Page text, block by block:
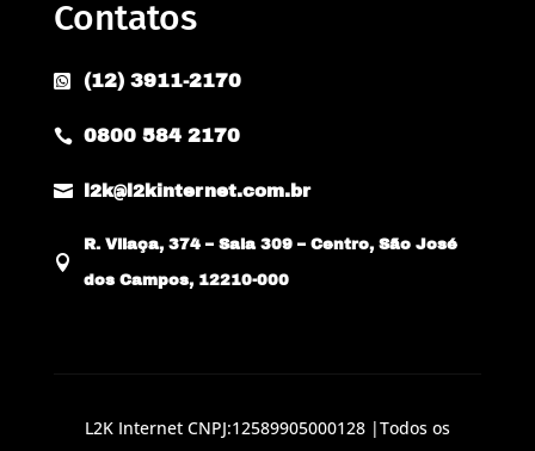
Contatos
 (12) 3911-2170
 0800 584 2170
 l2k@l2kinternet.com.br

R. Vilaça, 374 – Sala 309 – Centro, São José
dos Campos, 12210-000
L2K Internet CNPJ:12589905000128 |Todos os